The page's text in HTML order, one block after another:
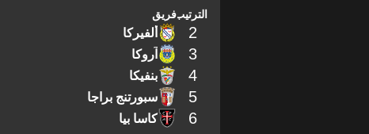
الترتيبفريق
2 ألفيركا
3 آروكا
4 بنفيكا
5 سبورتنج براجا
6 كاسا بيا